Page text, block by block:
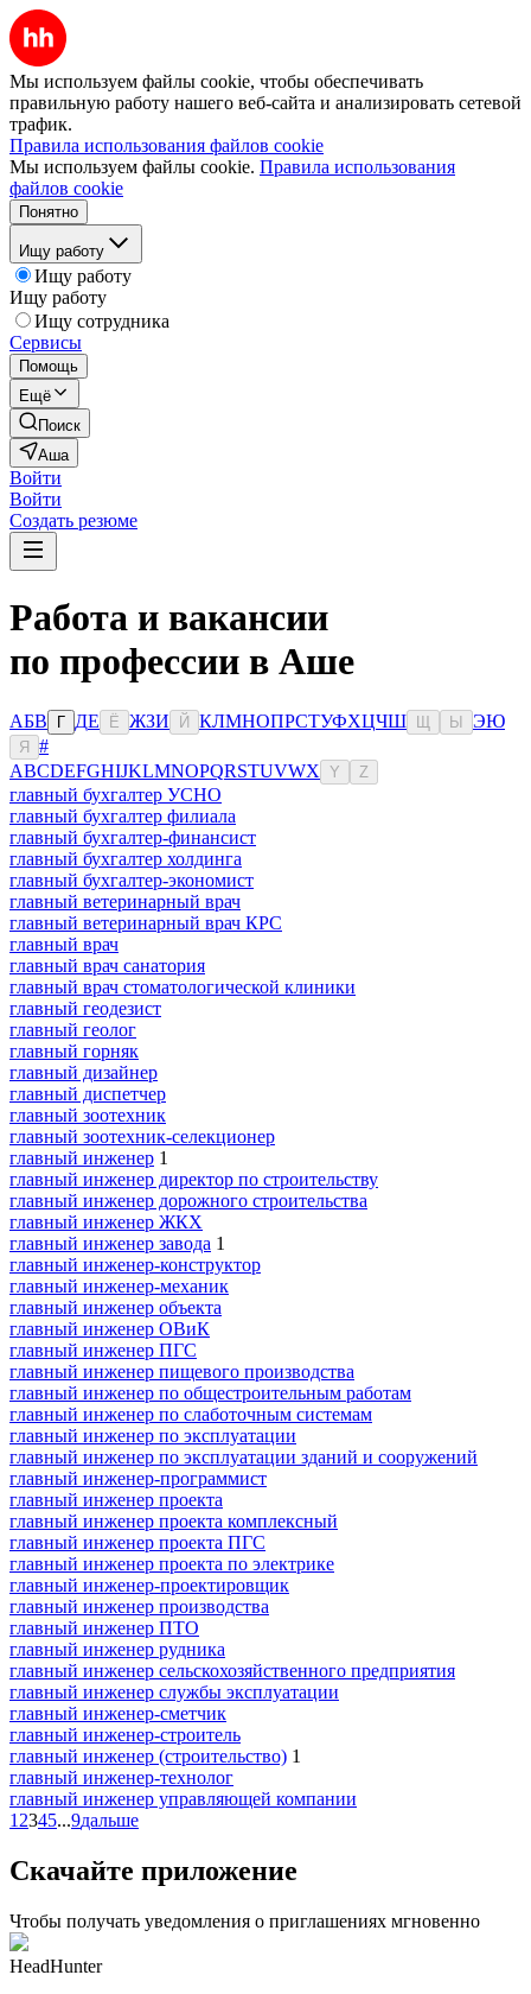
Мы используем файлы cookie, чтобы обеспечивать
правильную работу нашего веб-сайта и анализировать сетевой
трафик.
Правила использования файлов cookie
Мы используем файлы cookie. Правила использования
файлов cookie
Понятно
Ищу работу
Ищу работу
Ищу работу
Ищу сотрудника
Сервисы
Помощь
Ещё
Поиск
Аша
Войти
Войти
Создать резюме
Работа и вакансии
по профессии в Аше
АБВ Г ДЕ Ё ЖЗИ Й КЛМНОПРСТУФХЦЧШ Ы ЭЮ
Я
#
ABCDEFGHIJKLMNOPQRSTUVWX Y Z
главный бухгалтер УСНО
главный бухгалтер филиала
главный бухгалтер-финансист
главный бухгалтер холдинга
главный бухгалтер-экономист
главный ветеринарный врач
главный ветеринарный врач КРС
главный врач
главный врач санатория
главный врач стоматологической клиники
главный геодезист
главный геолог
главный горняк
главный дизайнер
главный диспетчер
главный зоотехник
главный зоотехник-селекционер
главный инженер 1
главный инженер директор по строительству
главный инженер дорожного строительства
главный инженер ЖКХ
главный инженер завода 1
главный инженер-конструктор
главный инженер-механик
главный инженер объекта
главный инженер ОВиК
главный инженер ПГС
главный инженер пищевого производства
главный инженер по общестроительным работам
главный инженер по слаботочным системам
главный инженер по эксплуатации
главный инженер по эксплуатации зданий и сооружений
главный инженер-программист
главный инженер проекта
главный инженер проекта комплексный
главный инженер проекта ПГС
главный инженер проекта по электрике
главный инженер-проектировщик
главный инженер производства
главный инженер ПТО
главный инженер рудника
главный инженер сельскохозяйственного предприятия
главный инженер службы эксплуатации
главный инженер-сметчик
главный инженер-строитель
главный инженер (строительство) 1
главный инженер-технолог
главный инженер управляющей компании
1 2345...9дальше
Скачайте приложение
Чтобы получать уведомления о приглашениях мгновенно
HeadHunter